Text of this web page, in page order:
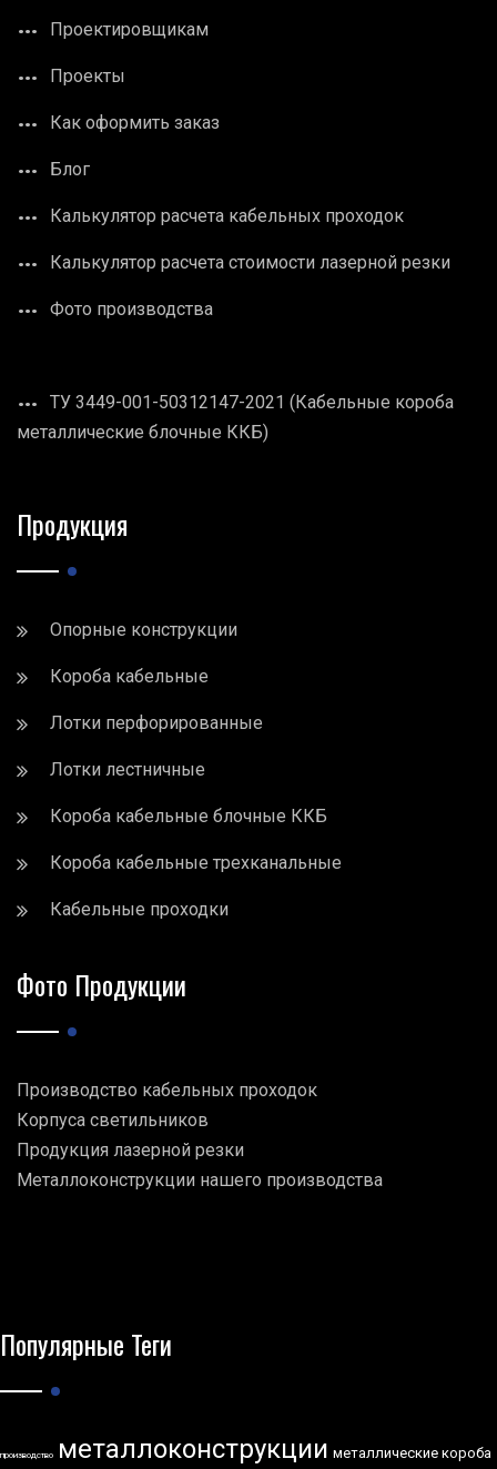
Проектировщикам
Проекты
Как оформить заказ
Блог
Калькулятор расчета кабельных проходок
Калькулятор расчета стоимости лазерной резки
Фото производства
ТУ 3449-001-50312147-2021 (Кабельные короба
металлические блочные ККБ)
Продукция
Опорные конструкции
Короба кабельные
Лотки перфорированные
Лотки лестничные
Короба кабельные блочные ККБ
Короба кабельные трехканальные
Кабельные проходки
Фото Продукции
Производство кабельных проходок
Корпуса светильников
Продукция лазерной резки
Металлоконструкции нашего производства
Популярные Теги
производство металлоконструкции металлические короба